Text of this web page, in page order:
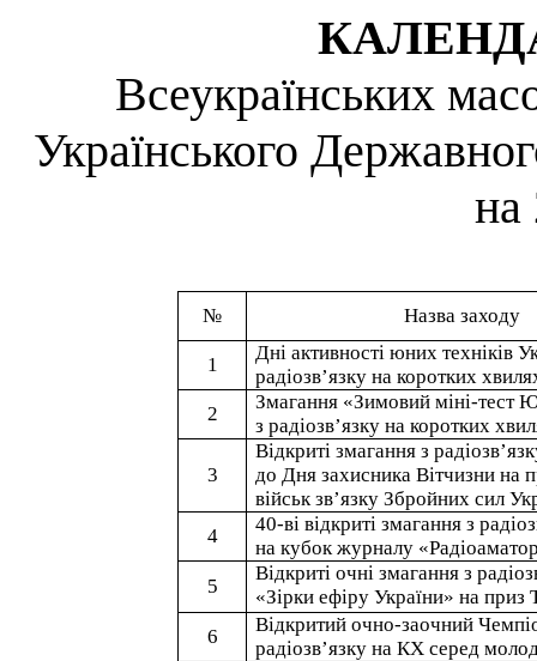
Всеукраїнських
Українського
на
№ Назва заходу
1
Дні активності юних техніків
радіозв’язку на коротких
2
Змагання «Зимовий міні-тест
з радіозв’язку на коротких
3
Відкриті змагання з
до Дня захисника Вітчизни на
військ зв’язку Збройних сил
4
40-ві відкриті змагання з
на кубок журналу «
5
Відкриті очні змагання з
«Зірки ефіру України» на
6
Відкритий очно-заочний
радіозв’язку наКХ серед